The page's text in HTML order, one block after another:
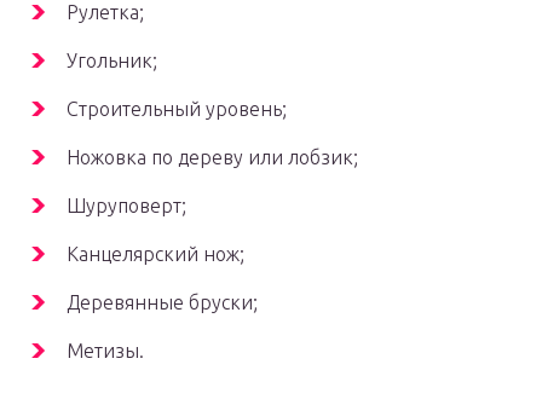
Рулетка;
Угольник;
Строительный уровень;
Ножовка по дереву или лобзик;
Шуруповерт;
Канцелярский нож;
Деревянные бруски;
Метизы.